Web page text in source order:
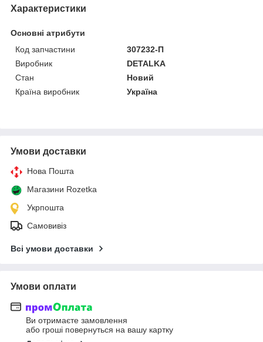
Характеристики
Основні атрибути
Код запчастини
307232-П
Виробник
DETALKA
Стан
Новий
Країна виробник
Україна
Умови доставки
Нова Пошта
Магазини Rozetka
Укрпошта
Самовивіз
Всі умови доставки
Умови оплати
Ви отримаєте замовлення
або гроші повернуться на вашу картку